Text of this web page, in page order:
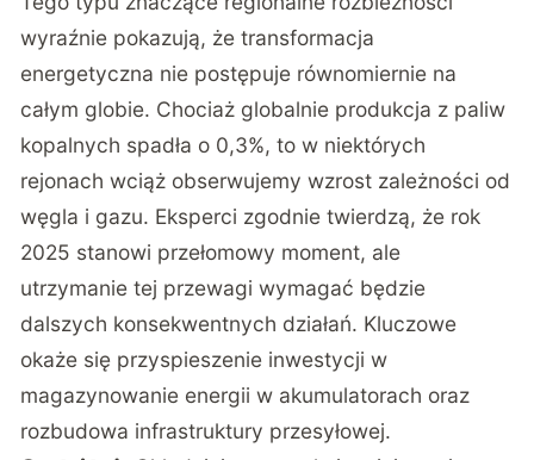
wyraźnie pokazują, że transformacja
energetyczna nie postępuje równomiernie na
całym globie. Chociaż globalnie produkcja z paliw
kopalnych spadła o 0,3%, to w niektórych
rejonach wciąż obserwujemy wzrost zależności od
węgla i gazu. Eksperci zgodnie twierdzą, że rok
2025 stanowi przełomowy moment, ale
utrzymanie tej przewagi wymagać będzie
dalszych konsekwentnych działań. Kluczowe
okaże się przyspieszenie inwestycji w
magazynowanie energii w akumulatorach oraz
rozbudowa infrastruktury przesyłowej.